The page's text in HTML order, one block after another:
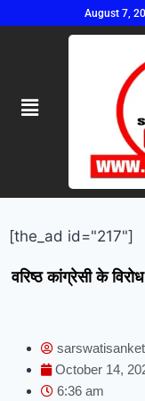
August 7,
[the_ad id="217"]
वरिष्ठ कांग्रेसी के
October 14,
6:36 am